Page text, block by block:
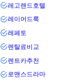
레고랜드호텔
레이어드룩
레페토
렌탈료비교
렌트카추천
로맨스드라마